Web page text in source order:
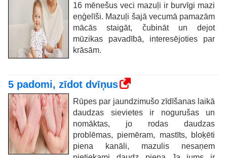
16 mēnešus veci mazuļi ir burvīgi mazi
eņģelīši. Mazuļi šajā vecumā pamazām
mācās staigāt, čubināt un dejot
mūzikas pavadībā, interesējoties par
krāsām.
5 padomi, zīdot dvīņus
Rūpes par jaundzimušo zīdīšanas laikā
daudzas sievietes ir nogurušas un
nomāktas, jo rodas daudzas
problēmas, piemēram, mastīts, bloķēti
piena kanāli, mazulis nesaņem